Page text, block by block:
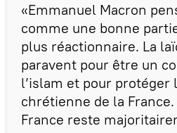
«Emmanuel Macron
comme une bonne
plus réactionnaire. La
paravent pour être un
l’islam et pour protéger
chrétienne de la
France reste